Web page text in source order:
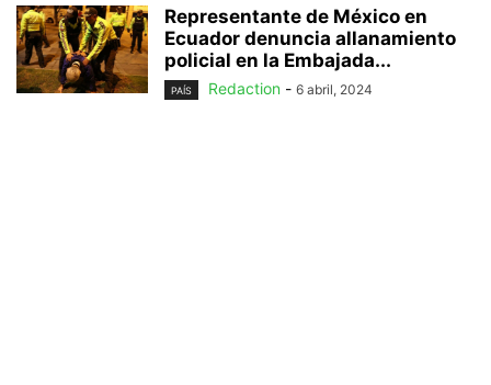
Representante de México en
Ecuador denuncia allanamiento
policial en la Embajada...
PAÍS Redaction - 6 abril, 2024